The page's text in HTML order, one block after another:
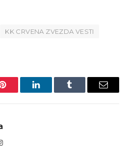
KK CRVENA ZVEZDA VESTI
Pinterest LinkedInTumblr Email
Instagram